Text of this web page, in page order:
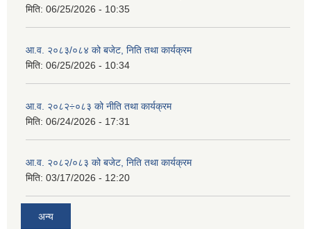
मिति: 06/25/2026 - 10:35
आ.व. २०८३/०८४ को बजेट, निति तथा कार्यक्रम
मिति: 06/25/2026 - 10:34
आ.व. २०८२÷०८३ को नीति तथा कार्यक्रम
मिति: 06/24/2026 - 17:31
आ.व. २०८२/०८३ को बजेट, निति तथा कार्यक्रम
मिति: 03/17/2026 - 12:20
अन्य